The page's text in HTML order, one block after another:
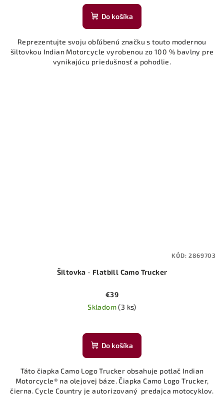
Do košíka
Reprezentujte svoju obľúbenú značku s touto modernou
šiltovkou Indian Motorcycle vyrobenou zo 100 % bavlny pre
vynikajúcu priedušnosť a pohodlie.
Šiltovka - Flatbill Camo Trucker
€39
Skladom(3 ks)
Do košíka
Táto čiapka Camo Logo Trucker obsahuje potlač Indian
Motorcycle® na olejovej báze. Čiapka Camo Logo Trucker,
čierna. Cycle Country je autorizovaný predajca motocyklov.
KÓD:2869703